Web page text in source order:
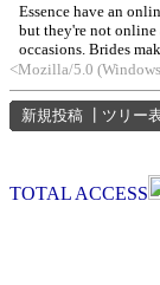
Essence have an
but they're not
occasions. Brides
<Mozilla/5.0
新規投稿 ツリー
TOTAL ACCESS